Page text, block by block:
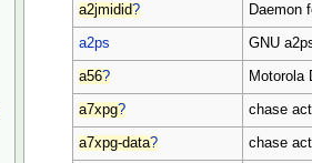
a2jmidid? Daemon
a2ps GNU
a56? Motorola
a7xpg? chase
a7xpg-data? chase